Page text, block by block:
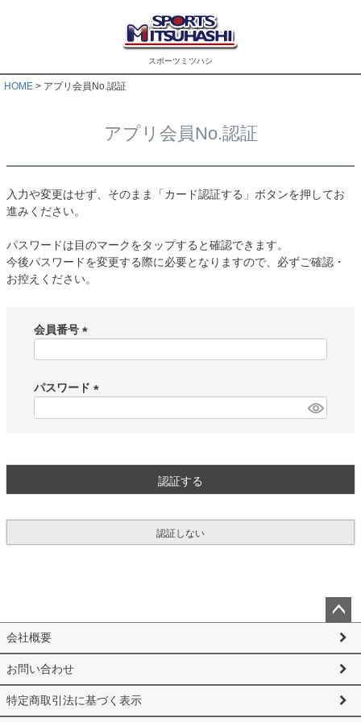
スポーツミツハシ
HOME アプリ会員No.認証
アプリ会員No.認証
入力や変更はせず、そのまま「カード認証する」ボタンを押してお
進みください。
パスワードは目のマークをタップすると確認できます。
今後パスワードを変更する際に必要となりますので、必ずご確認・
お控えください。
会員番号
須
)
パスワード
認証する
認証しない
ペー
ップ
へ
会社概要
お問い合わせ
特定商取引法に基づく表示